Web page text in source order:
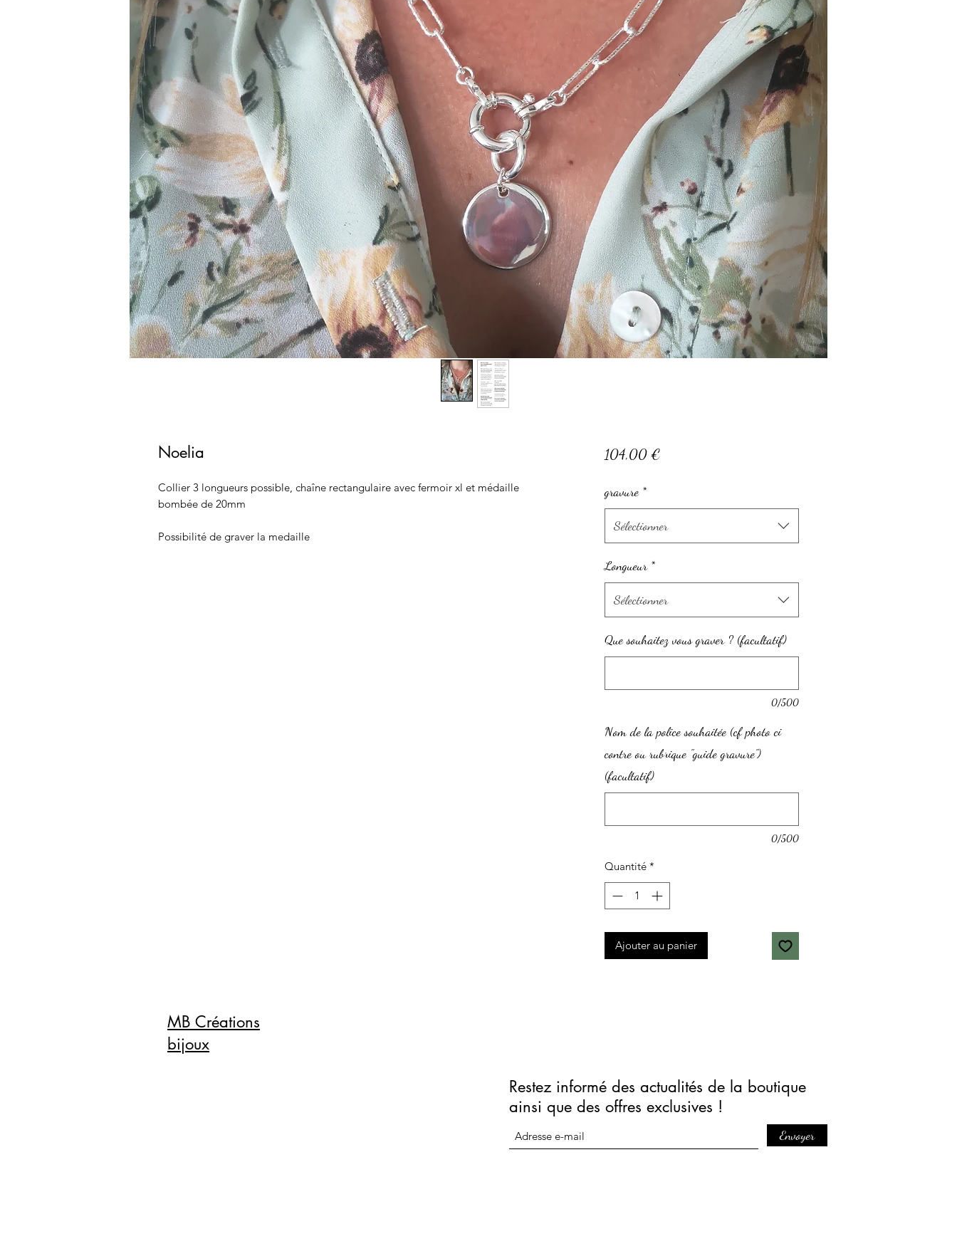
Noelia
Collier 3 longueurs possible, chaîne rectangulaire avec fermoir xl et médaille
bombée de 20mm
Possibilité de graver la medaille
104,00 €Prix
gravure *
Sélectionner
Longueur *
Sélectionner
Que souhaitez vous graver ? (facultatif)
0/500
Nom de la police souhaitée (cf photo ci
contre ou rubrique "guide gravure")
(facultatif)
0/500
Quantité *
Ajouter au panier
MB Créations
bijoux
Restez informé des actualités de la boutique
ainsi que des offres exclusives !
Envoyer